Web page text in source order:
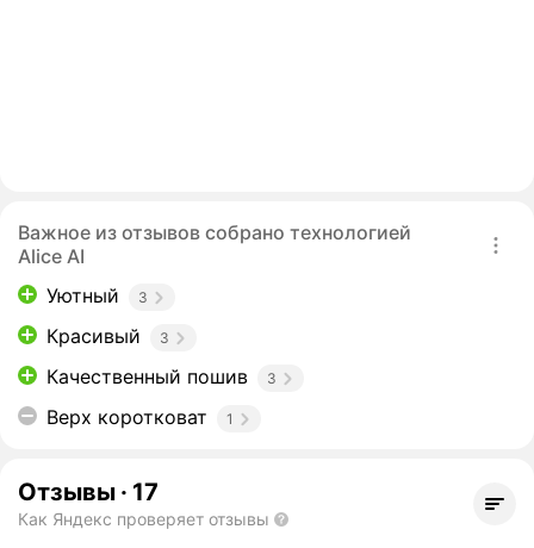
Важное из отзывов собрано технологией
Alice AI
Уютный
3
Красивый 3
Качественный пошив 3
Верх коротковат 1
Отзывы · 17
Как Яндекс проверяет отзывы